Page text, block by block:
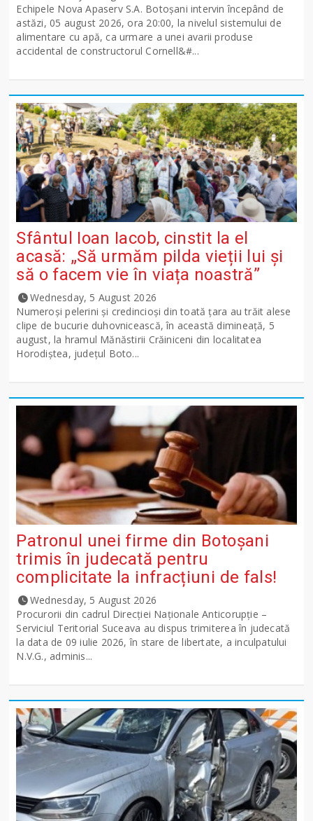
Echipele Nova Apaserv S.A. Botoșani intervin începând de
astăzi, 05 august 2026, ora 20:00, la nivelul sistemului de
alimentare cu apă, ca urmare a unei avarii produse
accidental de constructorul Cornell&#...
Sfântul Ioan Iacob, cinstit la el
acasă: „Să urmăm pilda vieții lui și
să o facem vie în viața noastră”
Wednesday, 5 August 2026
Numeroși pelerini și credincioși din toată țara au trăit alese
clipe de bucurie duhovnicească, în această dimineață, 5
august, la hramul Mănăstirii Crăiniceni din localitatea
Horodiștea, județul Boto...
Patronul unei firme din Botoșani
trimis în judecată pentru
complicitate la infracțiuni de fals!
Wednesday, 5 August 2026
Procurorii din cadrul Direcției Naționale Anticorupție –
Serviciul Teritorial Suceava au dispus trimiterea în judecată
la data de 09 iulie 2026, în stare de libertate, a inculpatului
N.V.G., adminis...